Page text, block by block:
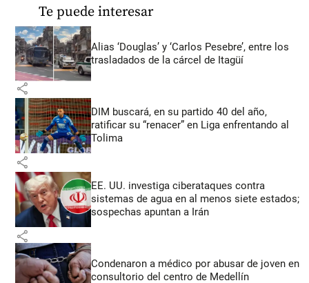
Te puede interesar
Alias ‘Douglas’ y ‘Carlos Pesebre’, entre los
trasladados de la cárcel de Itagüí
share
DIM buscará, en su partido 40 del año,
ratificar su “renacer” en Liga enfrentando al
Tolima
share
EE. UU. investiga ciberataques contra
sistemas de agua en al menos siete estados;
sospechas apuntan a Irán
share
Condenaron a médico por abusar de joven en
consultorio del centro de Medellín